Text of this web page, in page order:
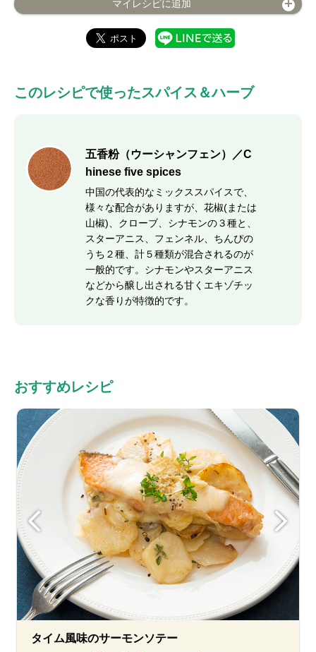
マイレシピに追加
このレシピで使ったスパイス＆ハーブ
五香粉（ウーシャンフェン）／C
hinese five spices
中国の代表的なミックススパイスで、
様々な配合がありますが、花椒(または
山椒)、クローブ、シナモンの３種と、
スターアニス、フェンネル、ちんぴの
うち２種、計５種類が混合されるのが
一般的です。シナモンやスターアニス
などから醸し出される甘くエキゾチッ
クな香りが特徴的です。
おすすめレシピ
タイム風味のサーモンソテー